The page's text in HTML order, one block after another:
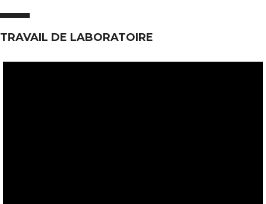
TRAVAIL DE LABORATOIRE